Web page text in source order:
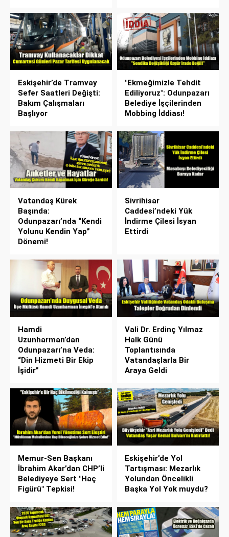
Eskişehir’de Tramvay
Sefer Saatleri Değişti:
Bakım Çalışmaları
Başlıyor
"Ekmeğimizle Tehdit
Ediliyoruz": Odunpazarı
Belediye İşçilerinden
Mobbing İddiası!
Vatandaş Kürek
Başında:
Odunpazarı’nda “Kendi
Yolunu Kendin Yap”
Dönemi!
Sivrihisar
Caddesi’ndeki Yük
İndirme Çilesi İsyan
Ettirdi
Hamdi
Uzunharman’dan
Odunpazarı’na Veda:
“Din Hizmeti Bir Ekip
İşidir”
Vali Dr. Erdinç Yılmaz
Halk Günü
Toplantısında
Vatandaşlarla Bir
Araya Geldi
Memur-Sen Başkanı
İbrahim Akar’dan CHP’li
Belediyeye Sert "Haç
Figürü" Tepkisi!
Eskişehir’de Yol
Tartışması: Mezarlık
Yolundan Öncelikli
Başka Yol Yok muydu?